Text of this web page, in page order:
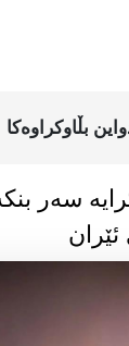
بڵاوکراوه‌کا
سەر